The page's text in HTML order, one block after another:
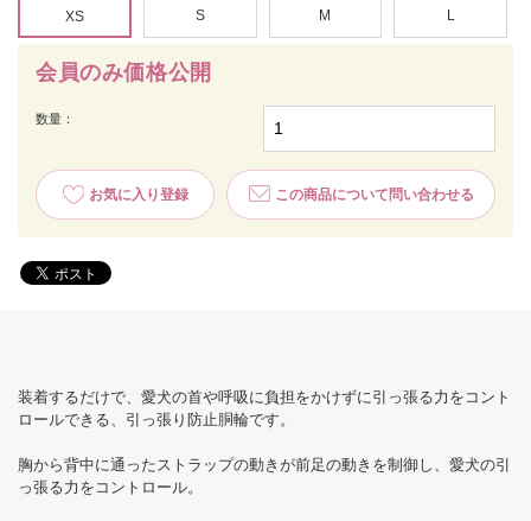
会員のみ価格公開
数量：
お気に入り登録 この商品について問い合わせる
XS S M L
装着するだけで、愛犬の首や呼吸に負担をかけずに引っ張る力をコント
ロールできる、引っ張り防止胴輪です。
胸から背中に通ったストラップの動きが前足の動きを制御し、愛犬の引
っ張る力をコントロール。